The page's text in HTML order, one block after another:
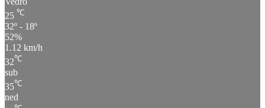
32º - 18º
52%
1.12 km/h
32℃
sub
35 ℃
ned
38 ℃
pon